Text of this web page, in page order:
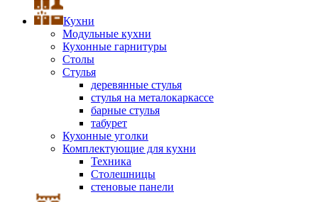
Кухни
Модульные кухни
Кухонные гарнитуры
Столы
Стулья
деревянные стулья
стулья на металокаркассе
барные стулья
табурет
Кухонные уголки
Комплектующие для кухни
Техника
Столешницы
стеновые панели